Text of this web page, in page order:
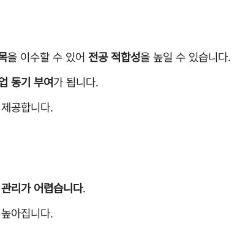
을 이수할 수 있어전공 적합성을 높일 수 있습니다.
동기 부여가 됩니다.
공합니다.
리가 어렵습니다.
아집니다.